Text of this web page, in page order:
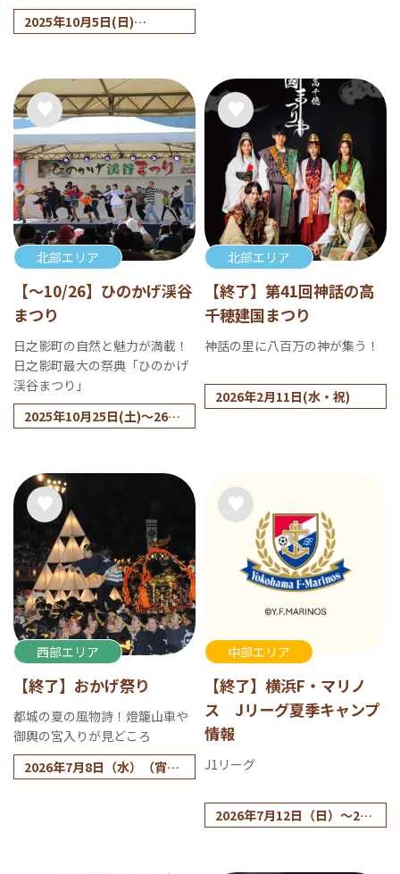
2025年10月5日(日)
北部エリア
【～10/26】ひのかげ渓谷
まつり
日之影町の自然と魅力が満載！
日之影町最大の祭典「ひのかげ
渓谷まつり」
2025年10月25日(土)～26日
北部エリア
【終了】第41回神話の高
千穂建国まつり
神話の里に八百万の神が集う！
2026年2月11日(水・祝)
西部エリア
【終了】おかげ祭り
都城の夏の風物詩！燈籠山車や
御輿の宮入りが見どころ
2026年7月8日（水）（宵祭
中部エリア
【終了】横浜F・マリノ
ス Jリーグ夏季キャンプ
情報
J1リーグ
2026年7月12日（日）～25